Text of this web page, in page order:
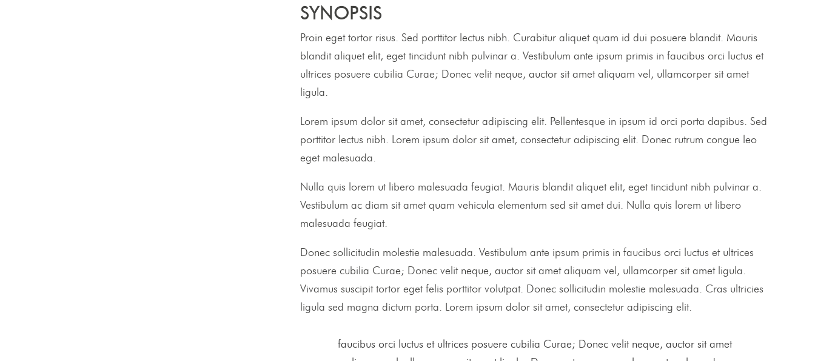
SYNOPSIS
Proin eget tortor risus. Sed porttitor lectus nibh. Curabitur aliquet quam id dui posuere blandit. Mauris
blandit aliquet elit, eget tincidunt nibh pulvinar a. Vestibulum ante ipsum primis in faucibus orci luctus et
ultrices posuere cubilia Curae; Donec velit neque, auctor sit amet aliquam vel, ullamcorper sit amet
ligula.
Lorem ipsum dolor sit amet, consectetur adipiscing elit. Pellentesque in ipsum id orci porta dapibus. Sed
porttitor lectus nibh. Lorem ipsum dolor sit amet, consectetur adipiscing elit. Donec rutrum congue leo
eget malesuada.
Nulla quis lorem ut libero malesuada feugiat. Mauris blandit aliquet elit, eget tincidunt nibh pulvinar a.
Vestibulum ac diam sit amet quam vehicula elementum sed sit amet dui. Nulla quis lorem ut libero
malesuada feugiat.
Donec sollicitudin molestie malesuada. Vestibulum ante ipsum primis in faucibus orci luctus et ultrices
posuere cubilia Curae; Donec velit neque, auctor sit amet aliquam vel, ullamcorper sit amet ligula.
Vivamus suscipit tortor eget felis porttitor volutpat. Donec sollicitudin molestie malesuada. Cras ultricies
ligula sed magna dictum porta. Lorem ipsum dolor sit amet, consectetur adipiscing elit.
A cracking read...
faucibus orci luctus et ultrices posuere cubilia Curae; Donec velit neque, auctor sit amet